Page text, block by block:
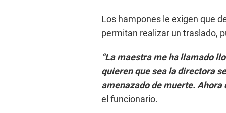
Los hampones le exigen que
permitan realizar un traslado,
“La maestra me ha llamado
quieren que sea la directora
amenazado de muerte. Ahora
el funcionario.